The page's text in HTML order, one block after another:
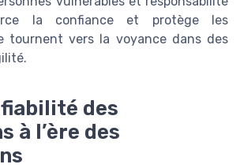
la confiance et protège les
tournent vers la voyance dans des
des
à l’ère des